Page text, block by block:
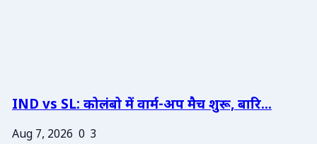
IND vs SL: कोलंबो में वार्म-अप मैच शुरू, बारि...
Aug 7, 2026 0 3